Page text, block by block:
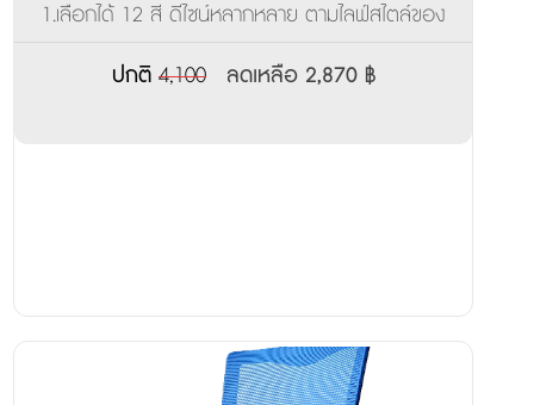
1.เลือกได้ 12 สี ดีไซน์หลากหลาย ตามไลฟ์สไตล์ของ
ภายใน 3-7 วัน
ปกติ 4,100 ลดเหลือ 2,870 ฿